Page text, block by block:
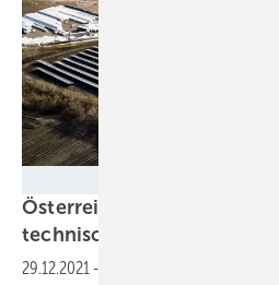
Österreich: Netzbetreiber
technischer Lösung für
29.12.2021 -